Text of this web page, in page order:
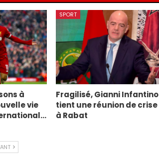
à
vie
SPORT
Fragilisé, Gianni Infantino
tient une réunion de crise
à Rabat